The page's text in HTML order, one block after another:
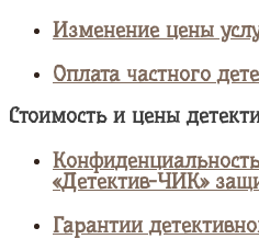
Изменение цены
Оплата частного
Стоимость и цены
«Детектив-ЧИК»
Гарантии